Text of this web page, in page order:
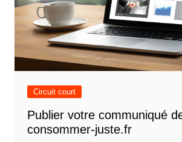
Circuit court
Publier votre communiqué
consommer-juste.fr